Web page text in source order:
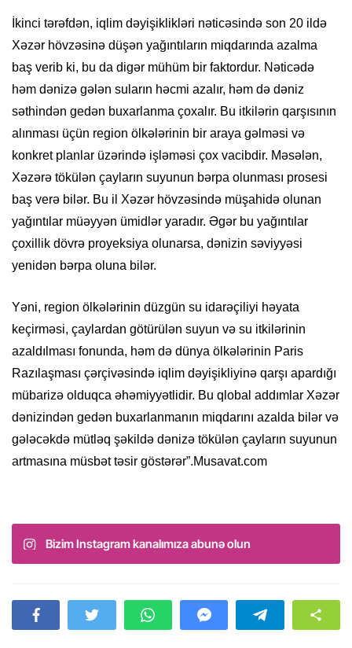
İkinci tərəfdən, iqlim dəyişiklikləri nəticəsində son 20 ildə
Xəzər hövzəsinə düşən yağıntıların miqdarında azalma
baş verib ki, bu da digər mühüm bir faktordur. Nəticədə
həm dənizə gələn suların həcmi azalır, həm də dəniz
səthindən gedən buxarlanma çoxalır. Bu itkilərin qarşısının
alınması üçün region ölkələrinin bir araya gəlməsi və
konkret planlar üzərində işləməsi çox vacibdir. Məsələn,
Xəzərə tökülən çayların suyunun bərpa olunması prosesi
baş verə bilər. Bu il Xəzər hövzəsində müşahidə olunan
yağıntılar müəyyən ümidlər yaradır. Əgər bu yağıntılar
çoxillik dövrə proyeksiya olunarsa, dənizin səviyyəsi
yenidən bərpa oluna bilər.
Yəni, region ölkələrinin düzgün su idarəçiliyi həyata
keçirməsi, çaylardan götürülən suyun və su itkilərinin
azaldılması fonunda, həm də dünya ölkələrinin Paris
Razılaşması çərçivəsində iqlim dəyişikliyinə qarşı apardığı
mübarizə olduqca əhəmiyyətlidir. Bu qlobal addımlar Xəzər
dənizindən gedən buxarlanmanın miqdarını azalda bilər və
gələcəkdə mütləq şəkildə dənizə tökülən çayların suyunun
artmasına müsbət təsir göstərər”.Musavat.com
Bizim Instagram kanalımıza abunə olun